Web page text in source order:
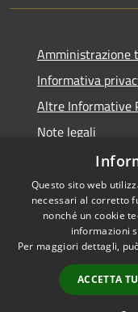
Amministrazione
Informativa
Altre Informative
Note legali
Dichiarazione di
RSS
Accessibilità
Questo sito web
necessari al corretto
nonché un cookie
informazioni
Per maggiori dettagli,
ACCETTA